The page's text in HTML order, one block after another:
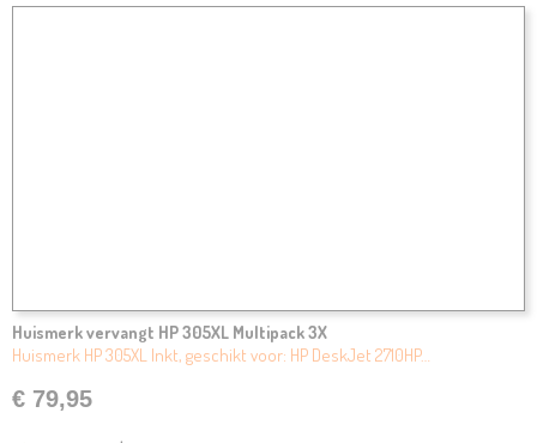
Huismerk vervangt HP 305XL Multipack 3X
Huismerk HP 305XL Inkt, geschikt voor: HP DeskJet 2710HP…
€ 79,95